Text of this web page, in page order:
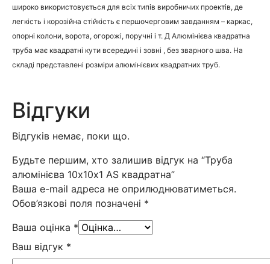
широко використовується для всіх типів виробничих проектів, де
легкість і корозійна стійкість є першочерговим завданням – каркас,
опорні колони, ворота, огорожі, поручні і т. Д Алюмінієва квадратна
труба має квадратні кути всередині і зовні , без зварного шва. На
складі представлені розміри алюмінієвих квадратних труб.
Відгуки
Відгуків немає, поки що.
Будьте першим, хто залишив відгук на “Труба
алюмінієва 10х10х1 AS квадратна”
Ваша e-mail адреса не оприлюднюватиметься.
Обов’язкові поля позначені *
Ваша оцінка *
Ваш відгук *